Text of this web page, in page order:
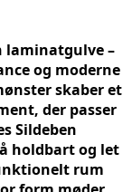
laminatgulve –
og moderne
skaber et
der passer
Sildeben
holdbart og let
rum